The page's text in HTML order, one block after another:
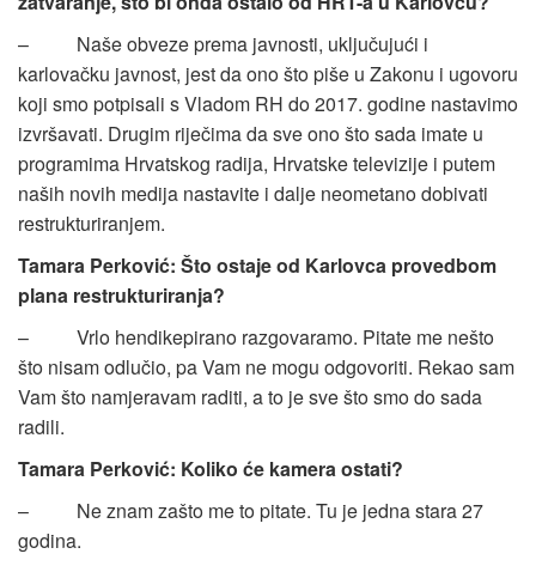
– Naše obveze prema javnosti, uključujući i
karlovačku javnost, jest da ono što piše u Zakonu i ugovoru
koji smo potpisali s Vladom RH do 2017. godine nastavimo
izvršavati. Drugim riječima da sve ono što sada imate u
programima Hrvatskog radija, Hrvatske televizije i putem
naših novih medija nastavite i dalje neometano dobivati
restrukturiranjem.
Tamara Perković: Što ostaje od Karlovca provedbom
plana restrukturiranja?
– Vrlo hendikepirano razgovaramo. Pitate me nešto
što nisam odlučio, pa Vam ne mogu odgovoriti. Rekao sam
Vam što namjeravam raditi, a to je sve što smo do sada
radili.
Tamara Perković: Koliko će kamera ostati?
– Ne znam zašto me to pitate. Tu je jedna stara 27
godina.